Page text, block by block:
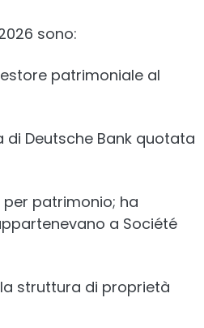
sono:
patrimoniale al
di Deutsche Bank quotata
patrimonio; ha
a Société
struttura di proprietà